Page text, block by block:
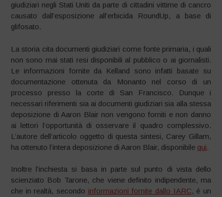
giudiziari negli Stati Uniti da parte di cittadini vittime di cancro
causato dall’esposizione all’erbicida RoundUp, a base di
glifosato.
La storia cita documenti giudiziari come fonte primaria, i quali
non sono mai stati resi disponibili al pubblico o ai giornalisti.
Le informazioni fornite da Kelland sono infatti basate su
documentazione ottenuta da Monanto nel corso di un
processo presso la corte di San Francisco. Dunque i
necessari riferimenti sia ai documenti giudiziari sia alla stessa
deposizione di Aaron Blair non vengono forniti e non danno
ai lettori l’opportunità di osservare il quadro complessivo.
L’autore dell’articolo oggetto di questa sintesi, Carey Gillam,
ha ottenuto l’intera deposizione di Aaron Blair, disponibile qui.
Inoltre l’inchiesta si basa in parte sul punto di vista dello
scienziato Bob Tarone, che viene definito indipendente, ma
che in realtà, secondo informazioni fornite dallo IARC, è un